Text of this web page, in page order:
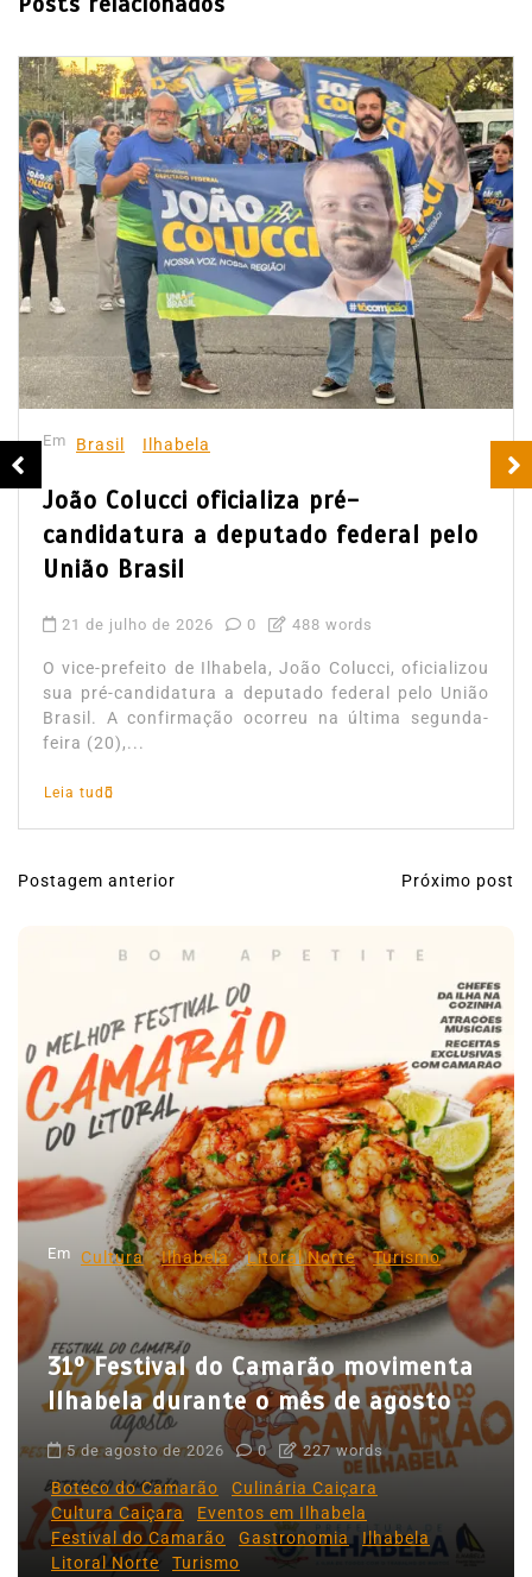
Em Brasil Ilhabela
João Colucci oficializa pré-
candidatura a deputado federal pelo
União Brasil
21 de julho de 2026 0 488 words
O vice-prefeito de Ilhabela, João Colucci, oficializou
sua pré-candidatura a deputado federal pelo União
Brasil. A confirmação ocorreu na última segunda-
feira (20),...
Leia tudo
N
g
a
ç
o
d
e
P
s
Postagem anterior Próximo post
Em Cultura Ilhabela Litoral Norte Turismo
31º Festival do Camarão movimenta
Ilhabela durante o mês de agosto
5 de agosto de 2026 0 227 words
Boteco do Camarão
Culinária Caiçara
Cultura Caiçara
Eventos em Ilhabela
Festival do Camarão
Gastronomia
Ilhabela
Litoral Norte
Turismo